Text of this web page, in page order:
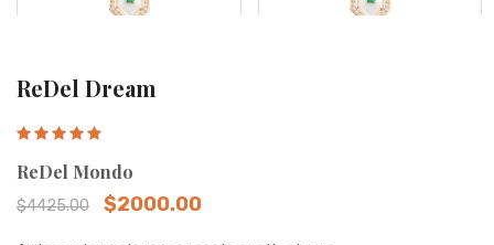
ReDel Dream
ReDel Mondo
$4425.00 $2000.00